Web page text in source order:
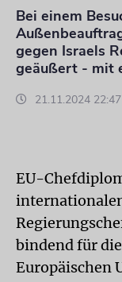
Bei einem
gegen Israels
geäußert - mit
21.11.2024
EU-
bindend für
Europäischen